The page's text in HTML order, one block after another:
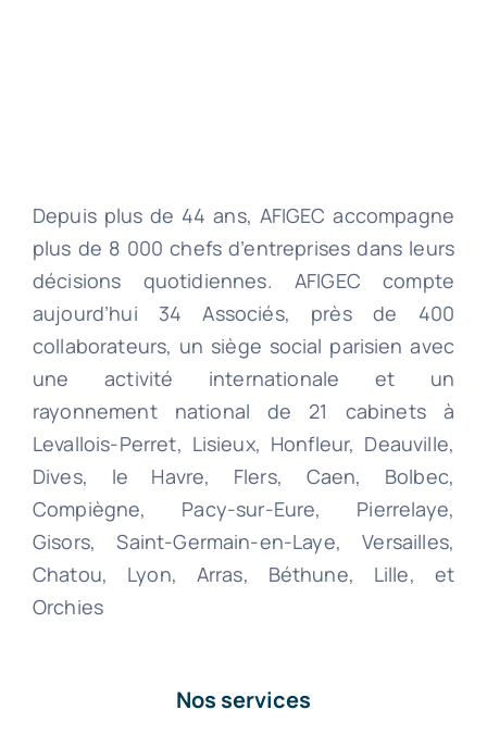
Depuis plus de 44 ans, AFIGEC accompagne
plus de 8 000 chefs d’entreprises dans leurs
décisions quotidiennes. AFIGEC compte
aujourd’hui 34 Associés, près de 400
collaborateurs, un siège social parisien avec
une activité internationale et un
rayonnement national de 21 cabinets à
Levallois-Perret, Lisieux, Honfleur, Deauville,
Dives, le Havre, Flers, Caen, Bolbec,
Compiègne, Pacy-sur-Eure, Pierrelaye,
Gisors, Saint-Germain-en-Laye, Versailles,
Chatou, Lyon, Arras, Béthune, Lille, et
Orchies
Nos services